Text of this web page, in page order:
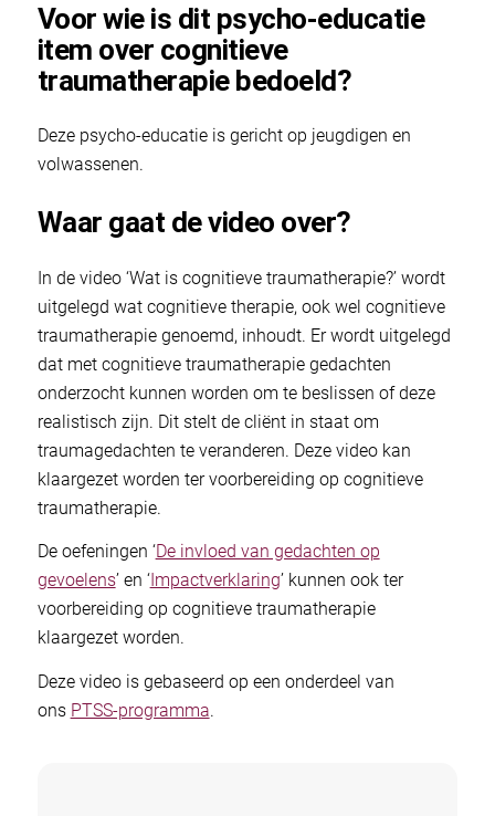
Voor wie is dit psycho-educatie
item over cognitieve
traumatherapie bedoeld?
Deze psycho-educatie is gericht op jeugdigen en
volwassenen.
Waar gaat de video over?
In de video ‘Wat is cognitieve traumatherapie?’ wordt
uitgelegd wat cognitieve therapie, ook wel cognitieve
traumatherapie genoemd, inhoudt. Er wordt uitgelegd
dat met cognitieve traumatherapie gedachten
onderzocht kunnen worden om te beslissen of deze
realistisch zijn. Dit stelt de cliënt in staat om
traumagedachten te veranderen. Deze video kan
klaargezet worden ter voorbereiding op cognitieve
traumatherapie.
De oefeningen ‘De invloed van gedachten op
gevoelens’ en ‘Impactverklaring’ kunnen ook ter
voorbereiding op cognitieve traumatherapie
klaargezet worden.
Deze video is gebaseerd op een onderdeel van
ons PTSS-programma.